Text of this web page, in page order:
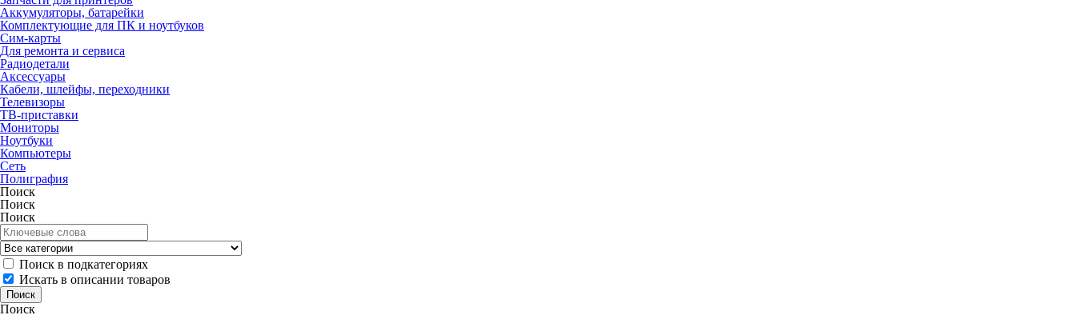
Аккумуляторы, батарейки
Комплектующие для ПК и ноутбуков
Сим-карты
Для ремонта и сервиса
Радиодетали
Аксессуары
Кабели, шлейфы, переходники
Телевизоры
ТВ-приставки
Мониторы
Ноутбуки
Компьютеры
Сеть
Полиграфия
Поиск
Поиск
Поиск
Поиск в подкатегориях
Искать в описании товаров
Поиск